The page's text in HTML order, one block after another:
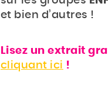
et bien d’autres !
Lisez un extrait
cliquant ici !